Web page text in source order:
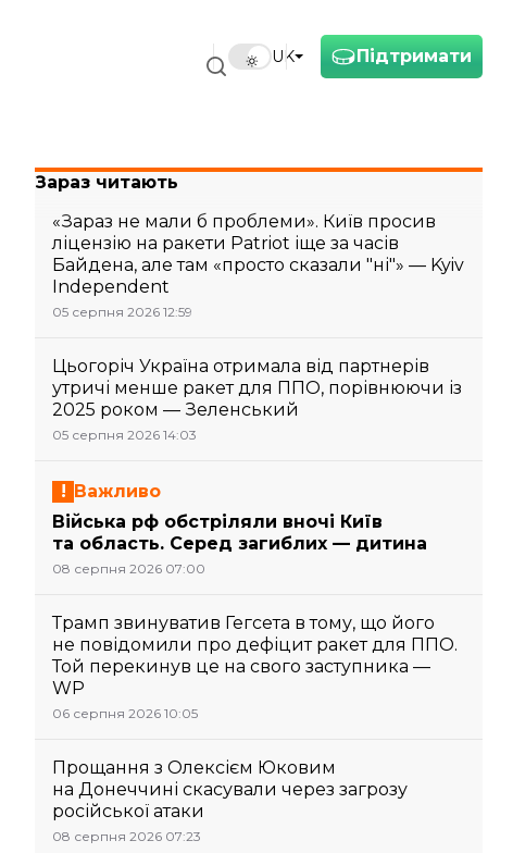
Підтримати
UK
Зараз читають
«Зараз не мали б проблеми». Київ просив
ліцензію на ракети Patriot іще за часів
Байдена, але там «просто сказали "ні"» — Kyiv
Independent
05 серпня 2026 12:59
Цьогоріч Україна отримала від партнерів
утричі менше ракет для ППО, порівнюючи із
2025 роком — Зеленський
05 серпня 2026 14:03
Важливо
Війська рф обстріляли вночі Київ
та область. Серед загиблих — дитина
08 серпня 2026 07:00
Трамп звинуватив Гегсета в тому, що його
не повідомили про дефіцит ракет для ППО.
Той перекинув це на свого заступника —
WP
06 серпня 2026 10:05
Прощання з Олексієм Юковим
на Донеччині скасували через загрозу
російської атаки
08 серпня 2026 07:23